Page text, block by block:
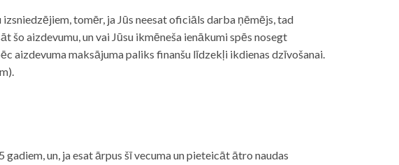
tomēr, ja Jūs neesat oficiāls darba ņēmējs, tad
aizdevumu, un vai Jūsu ikmēneša ienākumi spēs nosegt
aizdevuma maksājuma paliks finanšu līdzekļi ikdienas dzīvošanai.
un, ja esat ārpus šī vecuma un pieteicāt ātro naudas